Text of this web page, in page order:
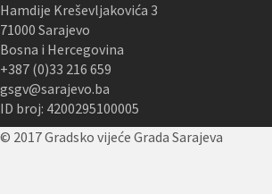
Hamdije Kreševljakovića 3
71000 Sarajevo
Bosna i Hercegovina
+387 (0)33 216 659
gsgv@sarajevo.ba
ID broj: 4200295100005
© 2017 Gradsko vijeće Grada Sarajeva